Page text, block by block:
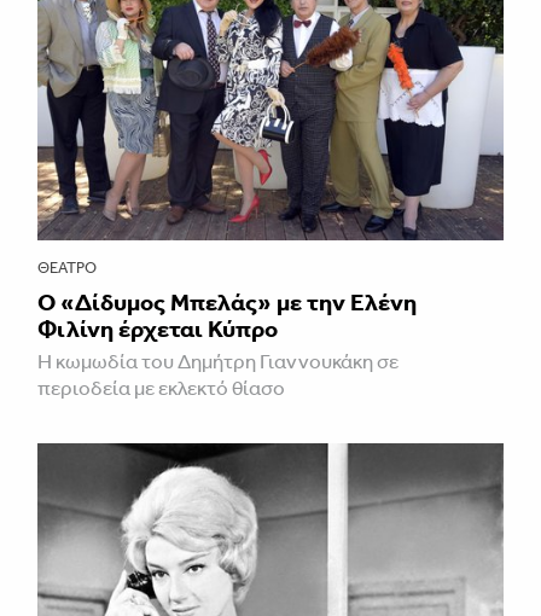
ΘΈΑΤΡΟ
Ο «Δίδυμος Μπελάς» με την Ελένη
Φιλίνη έρχεται Κύπρο
Η κωμωδία του Δημήτρη Γιαννουκάκη σε
περιοδεία με εκλεκτό θίασο